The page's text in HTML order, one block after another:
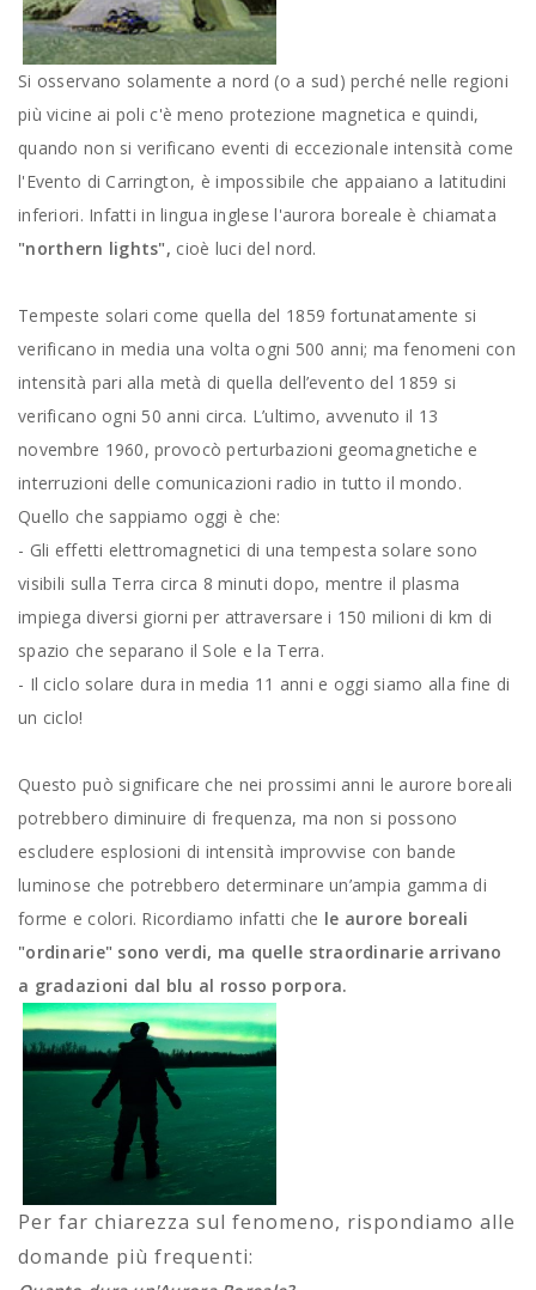
Si osservano solamente a nord (o a sud) perché nelle regioni
più vicine ai poli c'è meno protezione magnetica e quindi,
quando non si verificano eventi di eccezionale intensità come
l'Evento di Carrington, è impossibile che appaiano a latitudini
inferiori. Infatti in lingua inglese l'aurora boreale è chiamata
"northern lights", cioè luci del nord.
Tempeste solari come quella del 1859 fortunatamente si
verificano in media una volta ogni 500 anni; ma fenomeni con
intensità pari alla metà di quella dell’evento del 1859 si
verificano ogni 50 anni circa. L’ultimo, avvenuto il 13
novembre 1960, provocò perturbazioni geomagnetiche e
interruzioni delle comunicazioni radio in tutto il mondo.
Quello che sappiamo oggi è che:
- Gli effetti elettromagnetici di una tempesta solare sono
visibili sulla Terra circa 8 minuti dopo, mentre il plasma
impiega diversi giorni per attraversare i 150 milioni di km di
spazio che separano il Sole e la Terra.
- Il ciclo solare dura in media 11 anni e oggi siamo alla fine di
un ciclo!
Questo può significare che nei prossimi anni le aurore boreali
potrebbero diminuire di frequenza, ma non si possono
escludere esplosioni di intensità improvvise con bande
luminose che potrebbero determinare un’ampia gamma di
forme e colori. Ricordiamo infatti che le aurore boreali
"ordinarie" sono verdi, ma quelle straordinarie arrivano
a gradazioni dal blu al rosso porpora.
Per far chiarezza sul fenomeno, rispondiamo alle
domande più frequenti: